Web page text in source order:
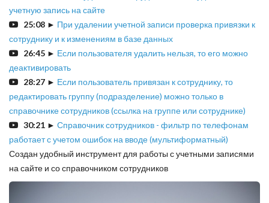
учетную запись на сайте
25:08 ► При удалении учетной записи проверка привязки к
сотруднику и к изменениям в базе данных
26:45 ► Если пользователя удалить нельзя, то его можно
деактивировать
28:27 ► Если пользователь привязан к сотруднику, то
редактировать группу (подразделение) можно только в
справочнике сотрудников (ссылка на группе или сотруднике)
30:21 ► Справочник сотрудников - фильтр по телефонам
работает с учетом ошибок на вводе (мультиформатный)
Создан удобный инструмент для работы с учетными записями
на сайте и со справочником сотрудников